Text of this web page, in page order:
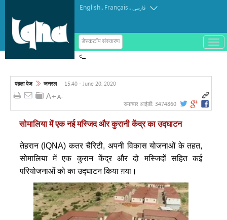
English. Français.فارسی
डेस्कटॉप संस्करण
ب
ا
टर्किश इंस्टीट्यूट ऑफ इस्लामिक थॉट का
पहला पेज जनरल 15:40 - June 20, 2020
समाचार आईडी: 3474860
सोमालिया में एक नई मस्जिद और कुरानी केंद्र का उद्घाटन
तेहरान (IQNA) कतर चैरिटी, अपनी विकास योजनाओं के तहत,
सोमालिया में एक कुरान केंद्र और दो मस्जिदों सहित कई
परियोजनाओं को का उद्घाटन किया ग़या।